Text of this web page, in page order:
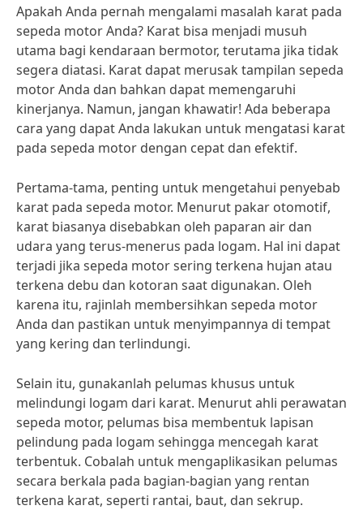
Apakah Anda pernah mengalami masalah karat pada
sepeda motor Anda? Karat bisa menjadi musuh
utama bagi kendaraan bermotor, terutama jika tidak
segera diatasi. Karat dapat merusak tampilan sepeda
motor Anda dan bahkan dapat memengaruhi
kinerjanya. Namun, jangan khawatir! Ada beberapa
cara yang dapat Anda lakukan untuk mengatasi karat
pada sepeda motor dengan cepat dan efektif.
Pertama-tama, penting untuk mengetahui penyebab
karat pada sepeda motor. Menurut pakar otomotif,
karat biasanya disebabkan oleh paparan air dan
udara yang terus-menerus pada logam. Hal ini dapat
terjadi jika sepeda motor sering terkena hujan atau
terkena debu dan kotoran saat digunakan. Oleh
karena itu, rajinlah membersihkan sepeda motor
Anda dan pastikan untuk menyimpannya di tempat
yang kering dan terlindungi.
Selain itu, gunakanlah pelumas khusus untuk
melindungi logam dari karat. Menurut ahli perawatan
sepeda motor, pelumas bisa membentuk lapisan
pelindung pada logam sehingga mencegah karat
terbentuk. Cobalah untuk mengaplikasikan pelumas
secara berkala pada bagian-bagian yang rentan
terkena karat, seperti rantai, baut, dan sekrup.